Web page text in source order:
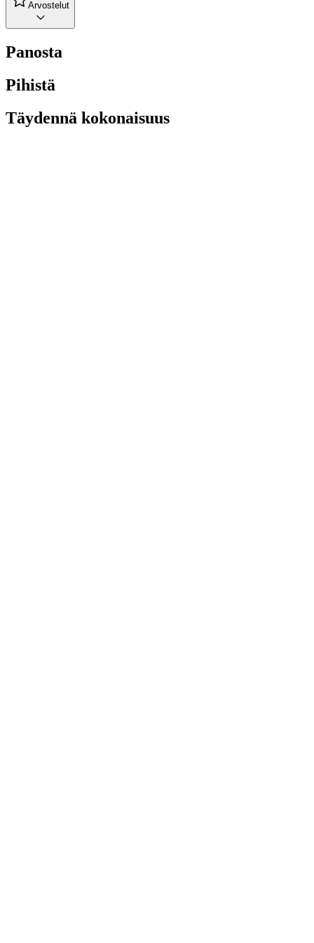
Arvostelut
Panosta
Pihistä
Täydennä kokonaisuus